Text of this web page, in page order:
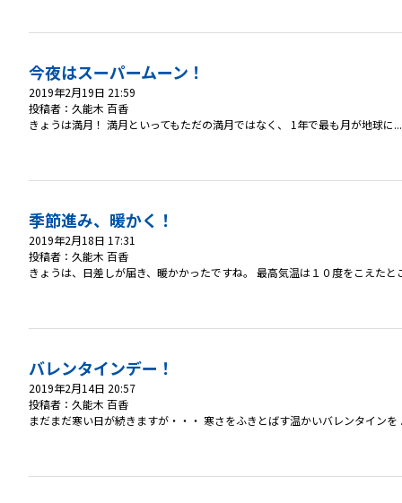
今夜はスーパームーン！
2019年2月19日 21:59
投稿者：久能木 百香
きょうは満月！ 満月といってもただの満月ではなく、 1年で最も月が地球に...
季節進み、暖かく！
2019年2月18日 17:31
投稿者：久能木 百香
きょうは、日差しが届き、暖かかったですね。 最高気温は１０度をこえたと
バレンタインデー！
2019年2月14日 20:57
投稿者：久能木 百香
まだまだ寒い日が続きますが・・・ 寒さをふきとばす温かいバレンタインを